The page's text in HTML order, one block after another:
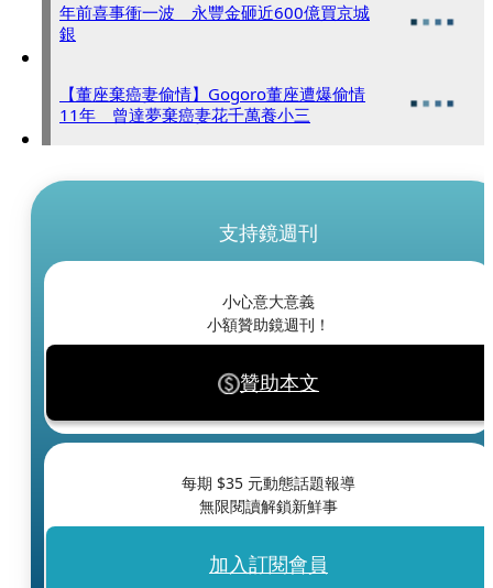
年前喜事衝一波 永豐金砸近600億買京城
銀
【董座棄癌妻偷情】Gogoro董座遭爆偷情
11年 曾達夢棄癌妻花千萬養小三
支持鏡週刊
小心意大意義
小額贊助鏡週刊！
贊助本文
每期 $35 元動態話題報導
無限閱讀解鎖新鮮事
加入訂閱會員